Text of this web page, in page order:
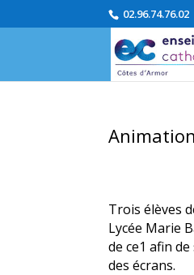
02.96.74.76.02
Trois élèves
Lycée Marie
de ce1 afin
des écrans.